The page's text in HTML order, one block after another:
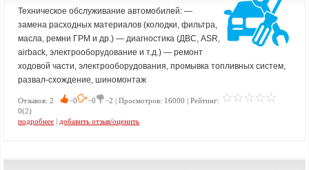
Техническое обслуживание автомобилей: —
замена расходных материалов (колодки, фильтра,
масла, ремни ГРМ и др.) — диагностика (ДВС, ASR,
airback, электрооборудование и т.д.) — ремонт
ходовой части, электрооборудования, промывка топливных систем,
развал-схождение, шиномонтаж
Отзывов: 2 −0 −0
−2 | Просмотров: 16000 | Рейтинг:
0(2)
подробнее | добавить отзыв/оценить